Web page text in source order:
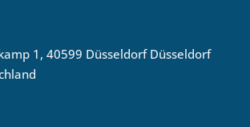
1, 40599 Düsseldorf Düsseldorf